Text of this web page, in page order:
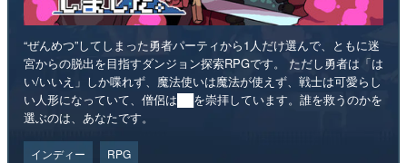
“ぜんめつ”してしまった勇者パーティから1人だけ選んで、ともに迷
宮からの脱出を目指すダンジョン探索RPGです。 ただし勇者は「は
い/いいえ」しか喋れず、魔法使いは魔法が使えず、戦士は可愛らし
い人形になっていて、僧侶は██を崇拝しています。誰を救うのかを
選ぶのは、あなたです。
インディー RPG